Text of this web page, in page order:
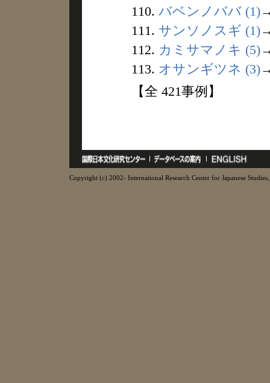
110. バベンノババ (1)
111. サンソノスギ (1)
112. カミサマノキ (5)
113. オサンギツネ (3)
【全 421事例】
Copyright (c) 2002- International Research Center for Japanese